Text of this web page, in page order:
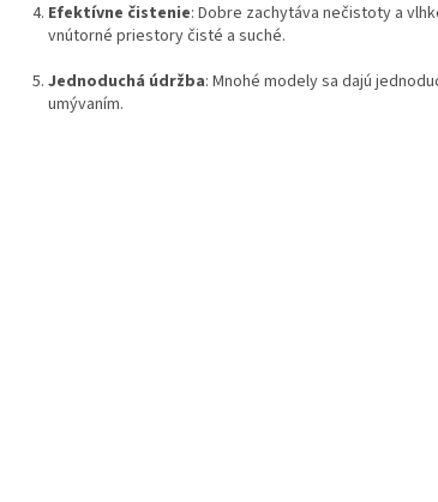
Efektívne čistenie: Dobre zachytáva nečistoty a
vnútorné priestory čisté a suché.
Jednoduchá údržba: Mnohé modely sa dajú
umývaním.